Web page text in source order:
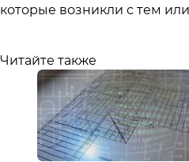
которые возникли с тем
Читайте также